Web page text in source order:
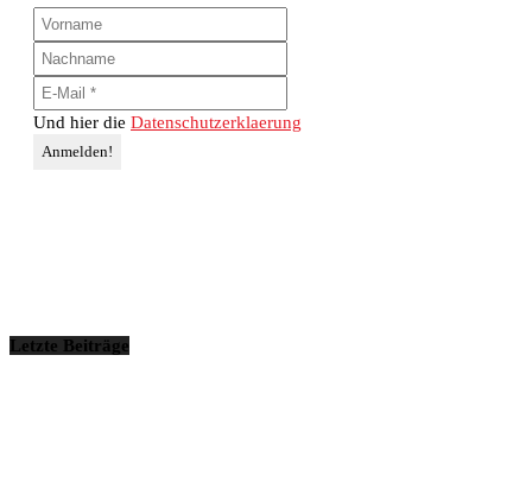
Und hier die Datenschutzerklaerung
Letzte Beiträge